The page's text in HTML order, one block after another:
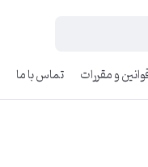
و مقررات تماس با ما